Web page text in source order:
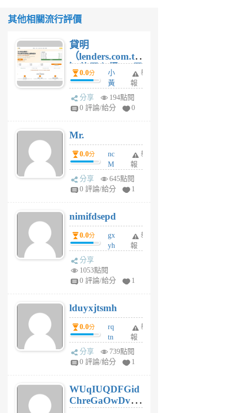
其他相關流行評價
貸明
（lenders.com.tw
）使用心得 — 民
間貸款比較平台
體驗
0.0分
小
黃
蜂
1
舉
報
分享
194點閱
0 評論/給分
0
Mr.
0.0分
nc
M
U
F
U
5
個
月
舉
報
分享
645點閱
0 評論/給分
1
nimifdsepd
0.0分
gx
yh
jl
月
前
舉
報
分享
1053點閱
0 評論/給分
1
lduyxjtsmh
0.0分
rq
tn
jt
gl
個
月
前
舉
報
分享
739點閱
0 評論/給分
1
WUqIUQDFGid
ChreGaOwDv